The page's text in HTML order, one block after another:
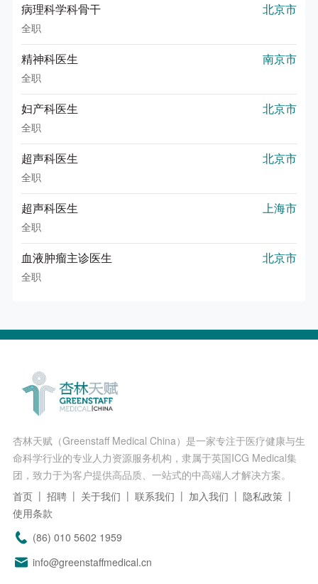
病理科学科骨干
全职
北京市
精神科医生
全职
南京市
妇产科医生
全职
北京市
超声科医生
全职
北京市
超声科医生
全职
上海市
血液肿瘤主诊医生
全职
北京市
杏林天赋（Greenstaff Medical China）是一家专注于医疗健康与生
命科学行业的专业人力资源服务机构，隶属于英国ICG Medical集
团，致力于为客户提供高品质、一站式的中高端人才解决方案。
首页
招聘 关于我们 联系我们 加入我们
隐私政策
使用条款
(86) 010 5602 1959
info@greenstaffmedical.cn